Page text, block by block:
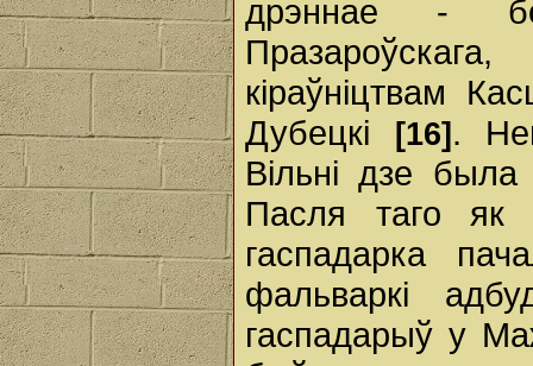
дрэннае -
кіраўніцтвам
Дубецкі
[16] .
Вільні дзе
Пасля таго
гаспадарка
фальваркі
гаспадарыў у